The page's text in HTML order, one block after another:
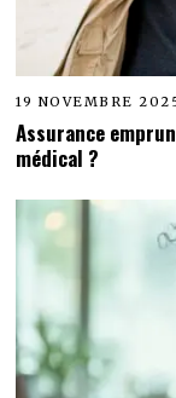
19 NOVEMBRE
Assurance
médical ?